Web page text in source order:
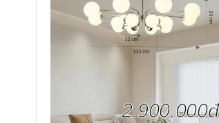
2.900.000đ